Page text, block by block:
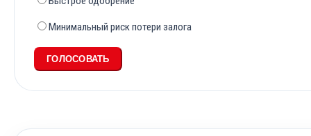
Минимальный риск потери залога
ГОЛОСОВАТЬ